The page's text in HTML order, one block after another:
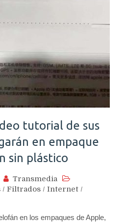
tutorial de sus
en empaque
sin plástico
Transmedia
/ Filtrados / Internet /
en los empaques de Apple,